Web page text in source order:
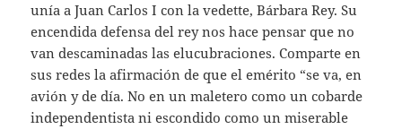
unía a Juan Carlos I con la vedette, Bárbara Rey. Su
encendida defensa del rey nos hace pensar que no
van descaminadas las elucubraciones. Comparte en
sus redes la afirmación de que el emérito “se va, en
avión y de día. No en un maletero como un cobarde
independentista ni escondido como un miserable